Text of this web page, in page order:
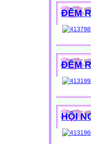
ĐÊM
ĐÊM
HỘI